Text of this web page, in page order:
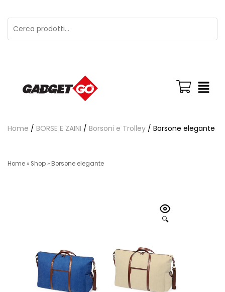
Home / BORSE E ZAINI / Borsoni e Trolley / Borsone elegante
Home » Shop » Borsone elegante
🔍